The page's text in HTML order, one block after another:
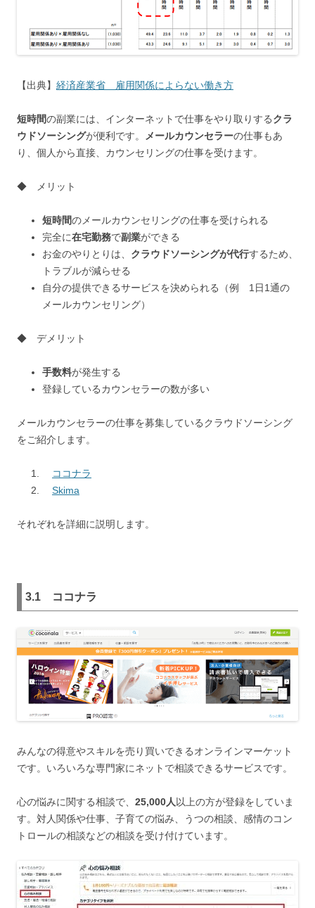
【出典】 経済産業省 雇用関係によらない働き方
短時間の副業には、インターネットで仕事をやり取りするクラ
ウドソーシングが便利です。 メールカウンセラーの仕事もあ
り、個人から直接、カウンセリングの仕事を受けます。
◆ メリット
短時間のメールカウンセリングの仕事を受けられる
完全に在宅勤務で副業ができる
お金のやりとりは、 クラウドソーシングが代行するため、
トラブルが減らせる
自分の提供できるサービスを決められる（例 1日1通の
メールカウンセリング）
◆ デメリット
手数料が発生する
登録しているカウンセラーの数が多い
メールカウンセラーの仕事を募集しているクラウドソーシング
をご紹介します。
ココナラ
Skima
それぞれを詳細に説明します。
3.1 ココナラ
みんなの得意やスキルを売り買いできるオンラインマーケット
です。いろいろな専門家にネットで相談できるサービスです。
心の悩みに関する相談で、 25,000人以上の方が登録をしていま
す。対人関係や仕事、子育ての悩み、うつの相談、感情のコン
トロールの相談などの相談を受け付けています。